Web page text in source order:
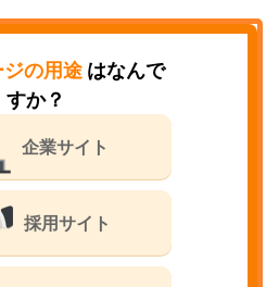
の用途 はなんで
すか？
企業サイト
採用サイト